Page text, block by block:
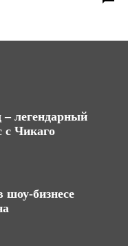
легендарный
с Чикаго
шоу-бизнесе